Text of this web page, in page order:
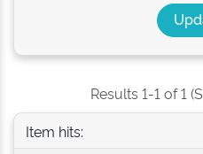
Results 1-1 of 1
Item hits: